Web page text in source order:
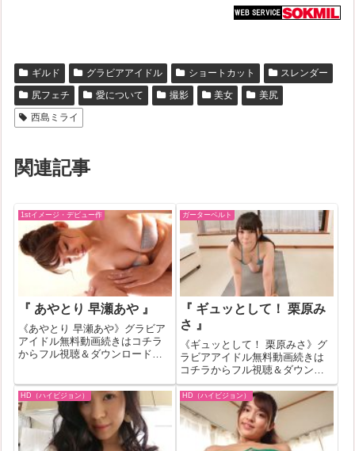
ギルド グラビアアイドル ショートカット
スレンダー
尻フェチ
愛について 撮影 美女
美尻
西島ミライ
関連記事
1stイメージ・デビュー作
『 あやとり 早瀬あや 』
《あやとり 早瀬あや》グラビア
アイドル無料動画続きはコチラ
からフル視聴＆ダウンロードは
イドル無料動画紹介！一部作品
はお試し無料動画が見れない場
合もあります。その場合はバナ
ーク...
ガーターベルト
『 ギュッとして！ 栗原み
さ 』
《ギュッとして！ 栗原みさ》グ
ラビアアイドル無料動画続きは
コチラからフル視聴＆ダウンロ
ードはコチラへ『ギュッとし
て！ 栗原みさ』の作品IDが
334840のグラビアアイドル無料
動画紹介！一部作品はお試し無
料動画が見れない場合もありま
す。その場...
HD（ハイビジョン） HD（ハイビジョン）